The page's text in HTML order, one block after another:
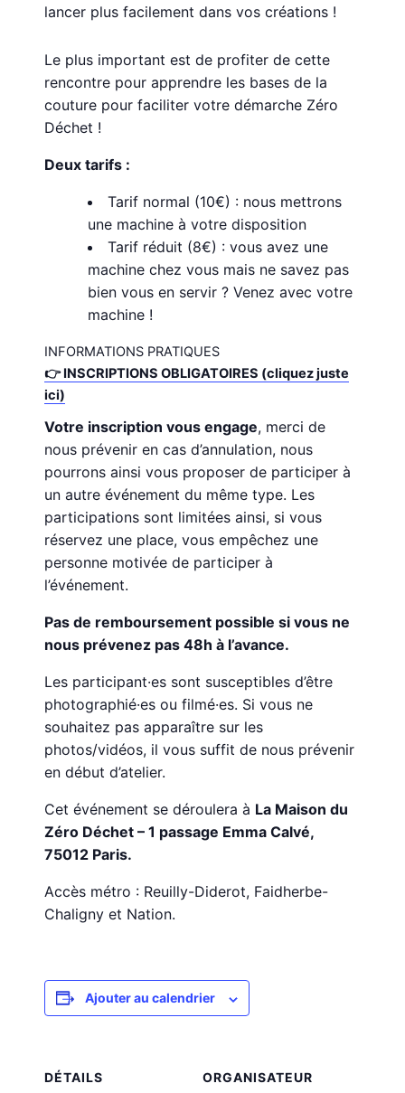
lancer plus facilement dans vos créations !
Le plus important est de profiter de cette
rencontre pour apprendre les bases de la
couture pour faciliter votre démarche Zéro
Déchet !
Deux tarifs :
Tarif normal (10€) : nous mettrons
une machine à votre disposition
Tarif réduit (8€) : vous avez une
machine chez vous mais ne savez pas
bien vous en servir ? Venez avec votre
machine !
INFORMATIONS PRATIQUES
👉 INSCRIPTIONS OBLIGATOIRES (cliquez juste
ici)
Votre inscription vous engage, merci de
nous prévenir en cas d’annulation, nous
pourrons ainsi vous proposer de participer à
un autre événement du même type. Les
participations sont limitées ainsi, si vous
réservez une place, vous empêchez une
personne motivée de participer à
l’événement.
Pas de remboursement possible si vous ne
nous prévenez pas 48h à l’avance.
Les participant·es sont susceptibles d’être
photographié·es ou filmé·es. Si vous ne
souhaitez pas apparaître sur les
photos/vidéos, il vous suffit de nous prévenir
en début d’atelier.
Cet événement se déroulera à La Maison du
Zéro Déchet – 1 passage Emma Calvé,
75012 Paris.
Accès métro : Reuilly-Diderot, Faidherbe-
Chaligny et Nation.
Ajouter au calendrier
DÉTAILS ORGANISATEUR